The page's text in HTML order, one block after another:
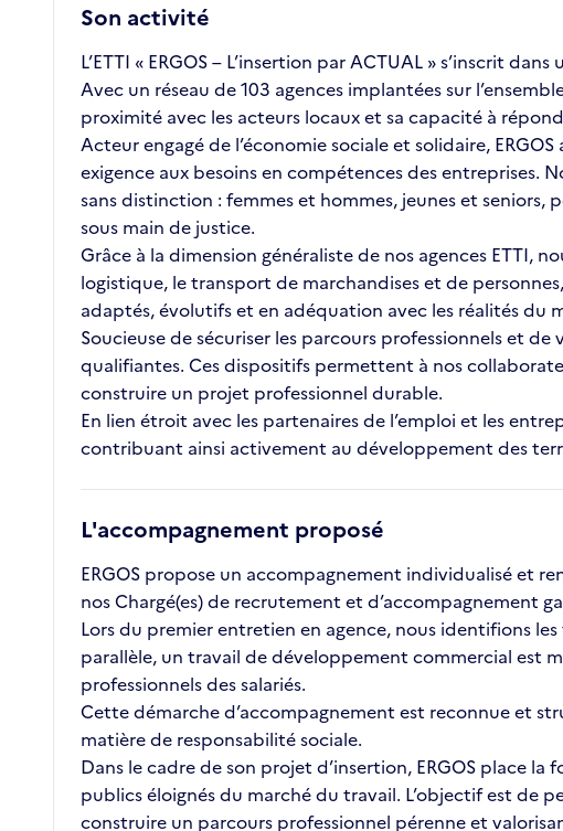
Son activité
L’ETTI « ERGOS – L’insertion par ACTUAL » s’inscrit
Avec un réseau de 103 agences implantées sur
proximité avec les acteurs locaux et sa capacité à
Acteur engagé de l’économie sociale et solidaire,
exigence aux besoins en compétences des entreprises.
sans distinction : femmes et hommes, jeunes et
sous main de justice.
Grâce à la dimension généraliste de nos agences ETTI,
logistique, le transport de marchandises et de
adaptés, évolutifs et en adéquation avec les réalités du
Soucieuse de sécuriser les parcours professionnels et
qualifiantes. Ces dispositifs permettent à nos
construire un projet professionnel durable.
En lien étroit avec les partenaires de l’emploi et les
contribuant ainsi activement au développement des
L'accompagnement proposé
ERGOS propose un accompagnement individualisé et
nos Chargé(es) de recrutement et d’accompagnement
Lors du premier entretien en agence, nous identifions
parallèle, un travail de développement commercial est
professionnels des salariés.
Cette démarche d’accompagnement est reconnue et
matière de responsabilité sociale.
Dans le cadre de son projet d’insertion, ERGOS place
publics éloignés du marché du travail. L’objectif est
construire un parcours professionnel pérenne et